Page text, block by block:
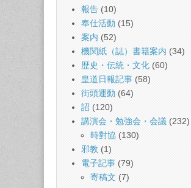
報告 (10)
奉仕活動 (15)
案内 (52)
機関紙（誌）書籍案内 (34)
歴史・伝統・文化 (60)
皇道日報記事 (58)
街頭運動 (64)
詔 (120)
講演会・勉強会・会議 (232)
時對協 (130)
邪教 (1)
電子記事 (79)
寄稿文 (7)